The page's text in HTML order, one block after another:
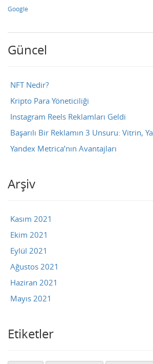
Google
Güncel
NFT Nedir?
Kripto Para Yöneticiliği
Instagram Reels Reklamları Geldi
Başarılı Bir Reklamın 3 Unsuru: Vitrin,
Yandex Metrica’nın Avantajları
Arşiv
Kasım 2021
Ekim 2021
Eylül 2021
Ağustos 2021
Haziran 2021
Mayıs 2021
Etiketler